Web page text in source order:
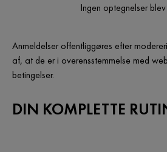
Ingen optegnelser
Anmeldelser offentliggøres efter
af, at de er i overensstemmelse med
betingelser.
DIN KOMPLETTE